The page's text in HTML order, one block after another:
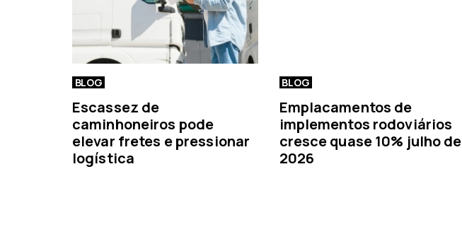
BLOG
Escassez de
caminhoneiros pode
elevar fretes e pressionar
logística
BLOG
Emplacamentos de
implementos rodoviários
cresce quase 10% julho de
2026